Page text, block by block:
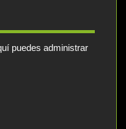
puedes administrar